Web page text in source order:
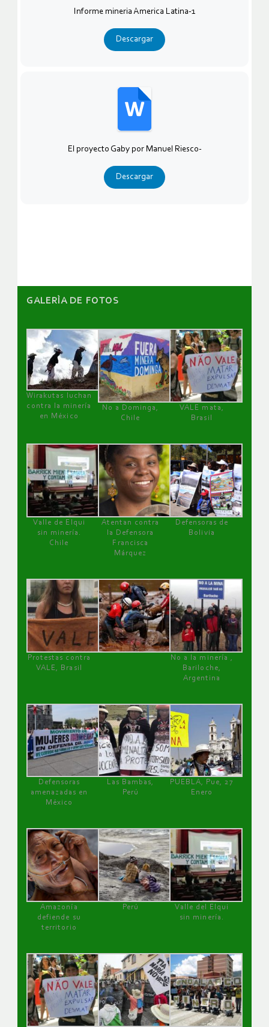
Informe mineria America Latina-1
Descargar
El proyecto Gaby por Manuel Riesco-
Descargar
GALERÌA DE FOTOS
Wirakutas luchan
contra la minería
en México
No a Dominga,
Chile
VALE mata,
Brasil
Valle de Elqui
sin minería.
Chile
Atentan contra
la Defensora
Francisca
Márquez
Defensoras de
Bolivia
Protestas contra
VALE, Brasil
No a la minería ,
Bariloche,
Argentina
Defensoras
amenazadas en
México
Las Bambas,
Perú
PUEBLA, Pue, 27
Enero
Amazonía
defiende su
territorio
Perú
Valle del Elqui
sin minería.